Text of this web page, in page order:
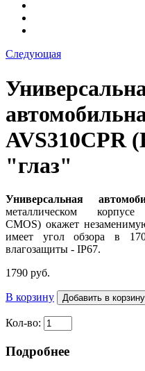
Следующая
AVS310CPR
"глаз"
Универсальная
металлическом
CMOS) окажет
имеет угол обзора в
влагозащиты - IP67.
1790 руб.
В корзину
Кол-во:
Подробнее